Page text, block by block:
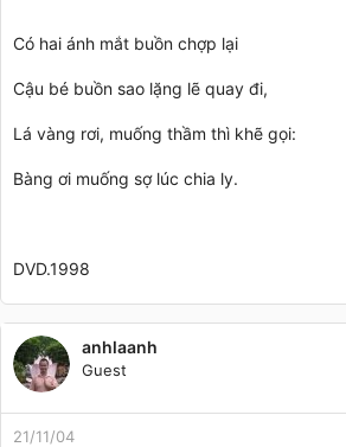
Có hai ánh mắt buồn chợp lại
Cậu bé buồn sao lặng lẽ quay đi,
Lá vàng rơi, muống thầm thì khẽ gọi:
Bàng ơi muống sợ lúc chia ly.
DVD.1998
anhlaanh
Guest
21/11/04